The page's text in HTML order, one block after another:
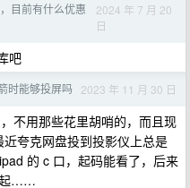
目前有什么优惠
2024 年 7 月 20
日
吧
时能够投屏吗 2023 年 11 月 30 日
不用那些花里胡哨的，而且现
夸克网盘投到投影仪上总是
的 c 口，起码能看了，后来
起……